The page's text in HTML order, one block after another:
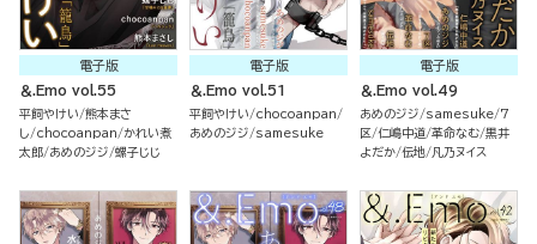
電子版
＆.Emo vol.55
平飼やけい 熊本まさ
し
chocoanpan
かれい煮
太郎 あめのジジ 螺子じじ
電子版
＆.Emo vol.51
平飼やけい
chocoanpan
あめのジジ
samesuke
電子版
＆.Emo vol.49
あめのジジ samesuke 7
区 仁嶋中道 革命なむ 黒井
よだか 伝地 凡乃ヌイス